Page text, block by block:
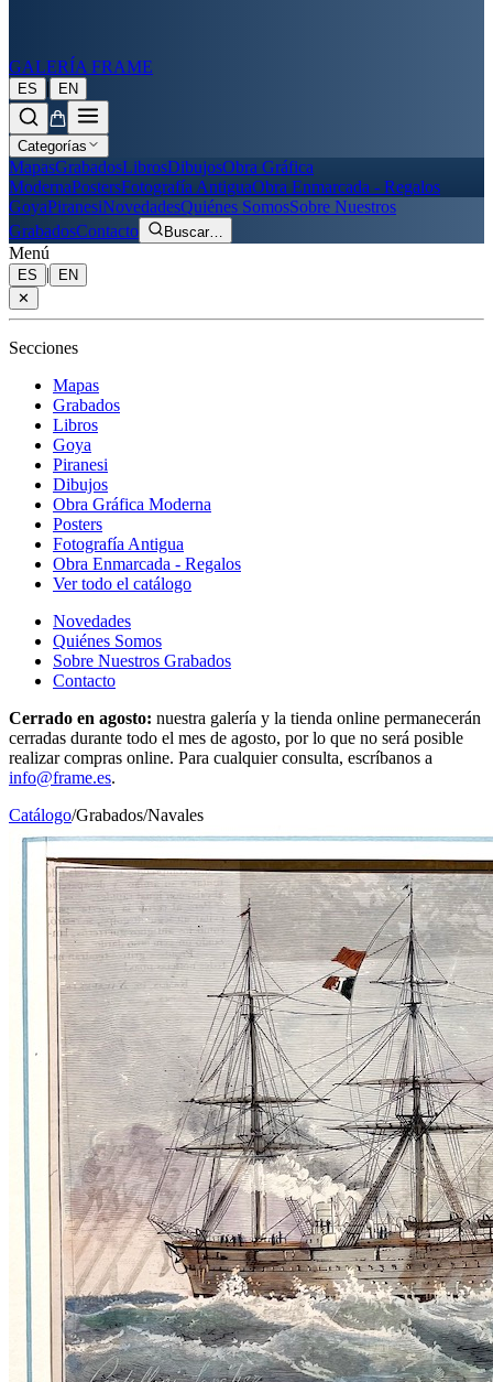
GALERÍA FRAME
ES | EN
Categorías
MapasGrabadosLibrosDibujosObra Gráfica
ModernaPostersFotografía AntiguaObra Enmarcada - Regalos
GoyaPiranesiNovedadesQuiénes SomosSobre Nuestros
GrabadosContacto Buscar…
Menú
ES |
EN
✕
Secciones
Mapas
Grabados
Libros
Goya
Piranesi
Dibujos
Obra Gráfica Moderna
Posters
Fotografía Antigua
Obra Enmarcada - Regalos
Ver todo el catálogo
Novedades
Quiénes Somos
Sobre Nuestros Grabados
Contacto
Cerrado en agosto: nuestra galería y la tienda online permanecerán
cerradas durante todo el mes de agosto, por lo que no será posible
realizar compras online. Para cualquier consulta, escríbanos a
info@frame.es.
Catálogo/Grabados/Navales